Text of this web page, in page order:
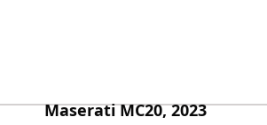
Maserati MC20, 2023